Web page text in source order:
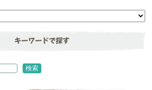
キーワードで探す
検索